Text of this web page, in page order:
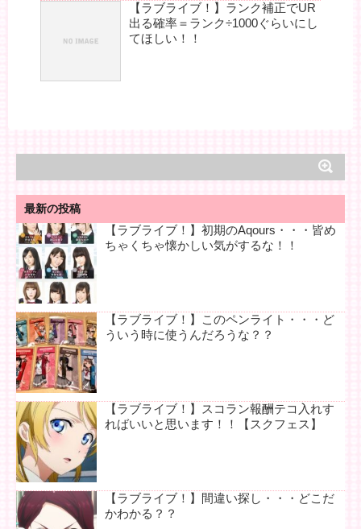
【ラブライブ！】ランク補正でUR
出る確率＝ランク÷1000ぐらいにし
てほしい！！
最新の投稿
【ラブライブ！】初期のAqours・・・皆め
ちゃくちゃ懐かしい気がするな！！
【ラブライブ！】このペンライト・・・ど
ういう時に使うんだろうな？？
【ラブライブ！】スコラン報酬テコ入れす
ればいいと思います！！【スクフェス】
【ラブライブ！】間違い探し・・・どこだ
かわかる？？